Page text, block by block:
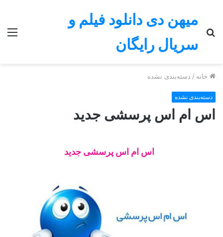
میهن دی دانلود فیلم و
سریال رایگان
جستجو
برای
خانه / دسته‌بندی نشده
دسته‌بندی نشده
اس ام اس پرسشی جدید
اس ام اس پرسشی جدید